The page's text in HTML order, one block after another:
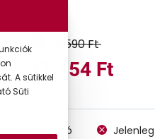
28.590 Ft
17.154 Ft
A sütikkel
Süti